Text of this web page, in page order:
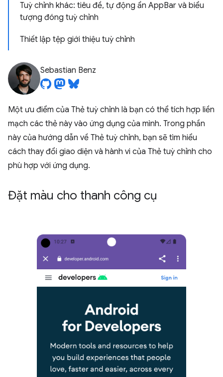
Tuỳ chỉnh khác: tiêu đề, tự động ẩn AppBar và biểu
tượng đóng tuỳ chỉnh
Thiết lập tệp giới thiệu tuỳ chỉnh
Sebastian Benz
Một ưu điểm của Thẻ tuỳ chỉnh là bạn có thể tích hợp liền
mạch các thẻ này vào ứng dụng của mình. Trong phần
này của hướng dẫn về Thẻ tuỳ chỉnh, bạn sẽ tìm hiểu
cách thay đổi giao diện và hành vi của Thẻ tuỳ chỉnh cho
phù hợp với ứng dụng.
Đặt màu cho thanh công cụ